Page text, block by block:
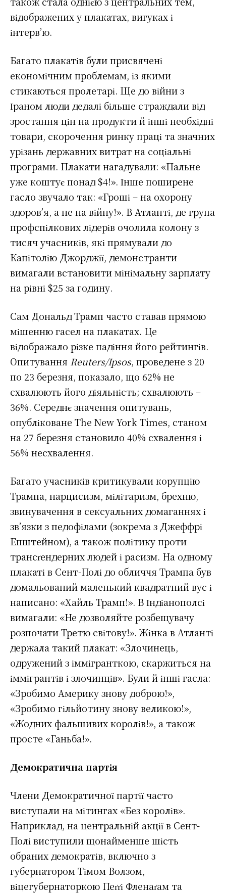
відображених у плакатах, вигуках і
інтерв’ю.
Багато плакатів були присвячені
економічним проблемам, із якими
стикаються пролетарі. Ще до війни з
Іраном люди дедалі більше страждали від
зростання цін на продукти й інші необхідні
товари, скорочення ринку праці та значних
урізань державних витрат на соціальні
програми. Плакати нагадували: «Пальне
уже коштує понад $4!». Інше поширене
гасло звучало так: «Гроші – на охорону
здоров’я, а не на війну!». В Атланті, де група
профспілкових лідерів очолила колону з
тисяч учасників, які прямували до
Капітолію Джорджії, демонстранти
вимагали встановити мінімальну зарплату
на рівні $25 за годину.
Сам Дональд Трамп часто ставав прямою
мішенню гасел на плакатах. Це
відображало різке падіння його рейтингів.
Опитування Reuters/Ipsos, проведене з 20
по 23 березня, показало, що 62% не
схвалюють його діяльність; схвалюють –
36%. Середнє значення опитувань,
опубліковане The New York Times, станом
на 27 березня становило 40% схвалення і
56% несхвалення.
Багато учасників критикували корупцію
Трампа, нарцисизм, мілітаризм, брехню,
звинувачення в сексуальних домаганнях і
зв’язки з педофілами (зокрема з Джеффрі
Епштейном), а також політику проти
трансґендерних людей і расизм. На одному
плакаті в Сент-Полі до обличчя Трампа був
домальований маленький квадратний вус і
написано: «Хайль Трамп!». В Індіанополсі
вимагали: «Не дозволяйте розбещувачу
розпочати Третю світову!». Жінка в Атланті
держала такий плакат: «Злочинець,
одружений з іммігранткою, скаржиться на
іммігрантів і злочинців». Були й інші гасла:
«Зробимо Америку знову доброю!»,
«Зробимо гільйотину знову великою!»,
«Жодних фальшивих королів!», а також
просте «Ганьба!».
Демократична партія
Члени Демократичної партії часто
виступали на мітингах «Без королів».
Наприклад, на центральній акції в Сент-
Полі виступили щонайменше шість
обраних демократів, включно з
губернатором Тімом Волзом,
віцегубернаторкою Пеґґі Фленаґам та